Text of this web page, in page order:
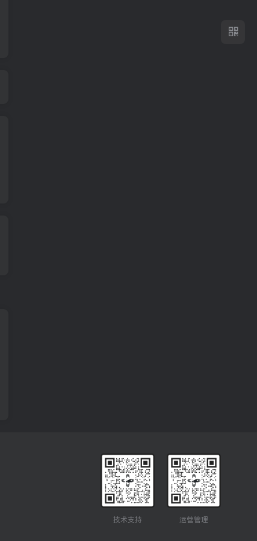
技术支持 运营管理